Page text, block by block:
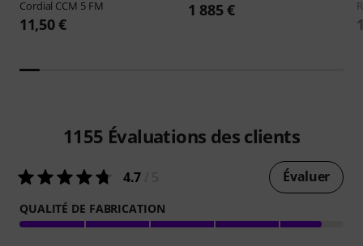
Cordial CCM 5 FM
11,50 €
1 885 €
1155 Évaluations des clients
4.7 Évaluer
QUALITÉ DE FABRICATION